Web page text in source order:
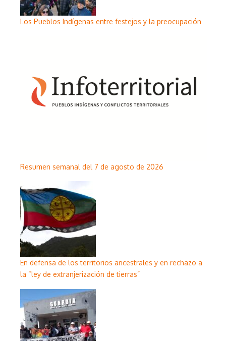
Los Pueblos Indígenas entre festejos y la preocupación
Resumen semanal del 7 de agosto de 2026
En defensa de los territorios ancestrales y en rechazo a
la “ley de extranjerización de tierras”